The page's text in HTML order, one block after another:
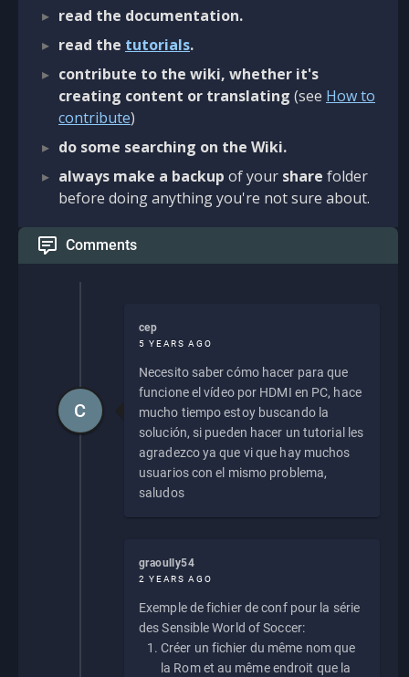
read the documentation.
read the tutorials.
contribute to the wiki, whether it's
creating content or translating (see How to
contribute)
do some searching on the Wiki.
always make a backup of your share folder
before doing anything you're not sure about.
Comments
cep
5 YEARS AGO
Necesito saber cómo hacer para que
funcione el vídeo por HDMI en PC, hace
mucho tiempo estoy buscando la
solución, si pueden hacer un tutorial les
agradezco ya que vi que hay muchos
usuarios con el mismo problema,
saludos
C
graoully54
2 YEARS AGO
Exemple de fichier de conf pour la série
des Sensible World of Soccer:
Créer un fichier du même nom que
la Rom et au même endroit que la